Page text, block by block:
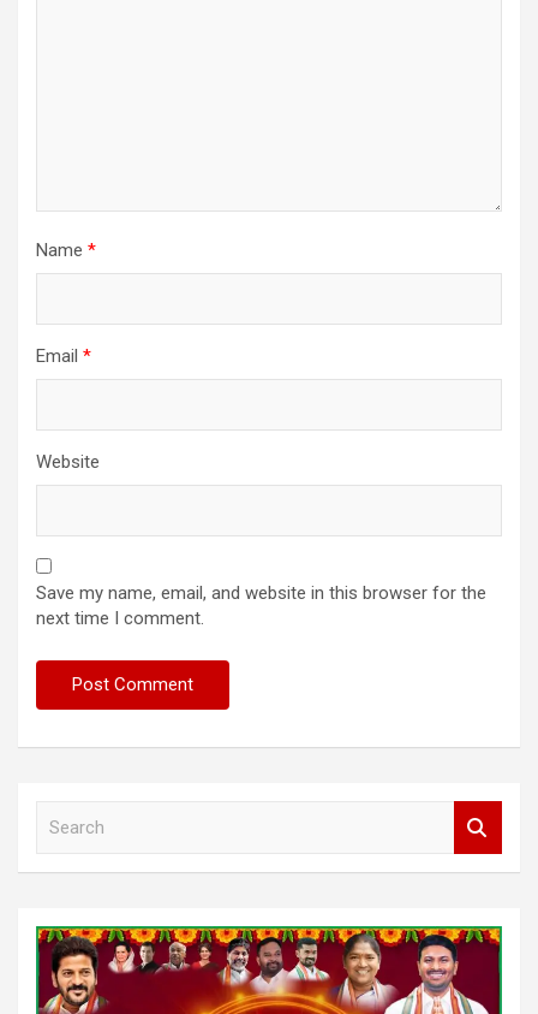
Name *
Email *
Website
Save my name, email, and website in this browser for the
next time I comment.
h